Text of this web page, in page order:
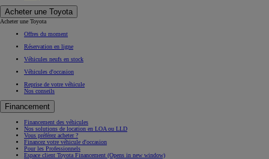
Acheter une Toyota
Acheter une Toyota
Offres du moment
Réservation en ligne
Véhicules neufs en stock
Véhicules d'occasion
Reprise de votre véhicule
Nos conseils
Financement
Financement des véhicules
Nos solutions de location en LOA ou LLD
Vous préférez acheter ?
Financez votre véhicule d'occasion
Pour les Professionnels
Espace client Toyota Financement (Opens in new window)